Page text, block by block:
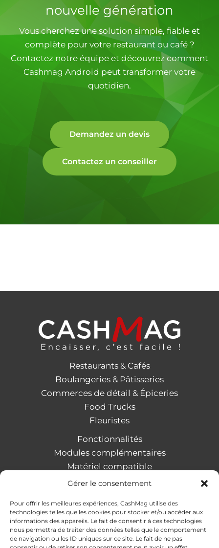
Gérer le consentement
Pour offrir les meilleures expériences, CashMag utilise des
technologies telles que les cookies pour stocker et/ou accéder aux
informations des appareils. Le fait de consentir à ces technologies
nous permettra de traiter des données telles que le comportement
de navigation ou les ID uniques sur ce site. Le fait de ne pas
nouvelle génération
Vous cherchez une solution simple, fiable et
complète pour votre restaurant ou café ?
Contactez notre équipe et découvrez comment
Cashmag Android peut transformer votre
quotidien.
Demandez un devis
Contactez un conseiller
Restaurants & Cafés
Boulangeries & Pâtisseries
Commerces de détail & Épiceries
Food Trucks
Fleuristes
Fonctionnalités
Modules complémentaires
Matériel compatible
Nos valeurs
Demande de devis
Devenir revendeur